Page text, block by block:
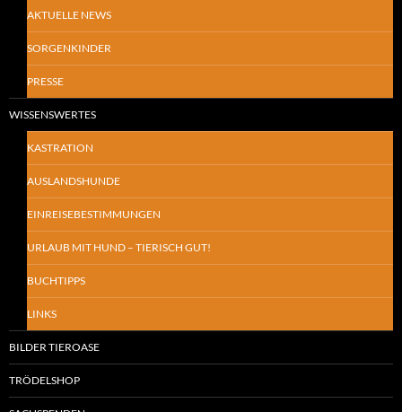
AKTUELLE NEWS
SORGENKINDER
PRESSE
WISSENSWERTES
KASTRATION
AUSLANDSHUNDE
EINREISEBESTIMMUNGEN
URLAUB MIT HUND – TIERISCH GUT!
BUCHTIPPS
LINKS
BILDER TIEROASE
TRÖDELSHOP